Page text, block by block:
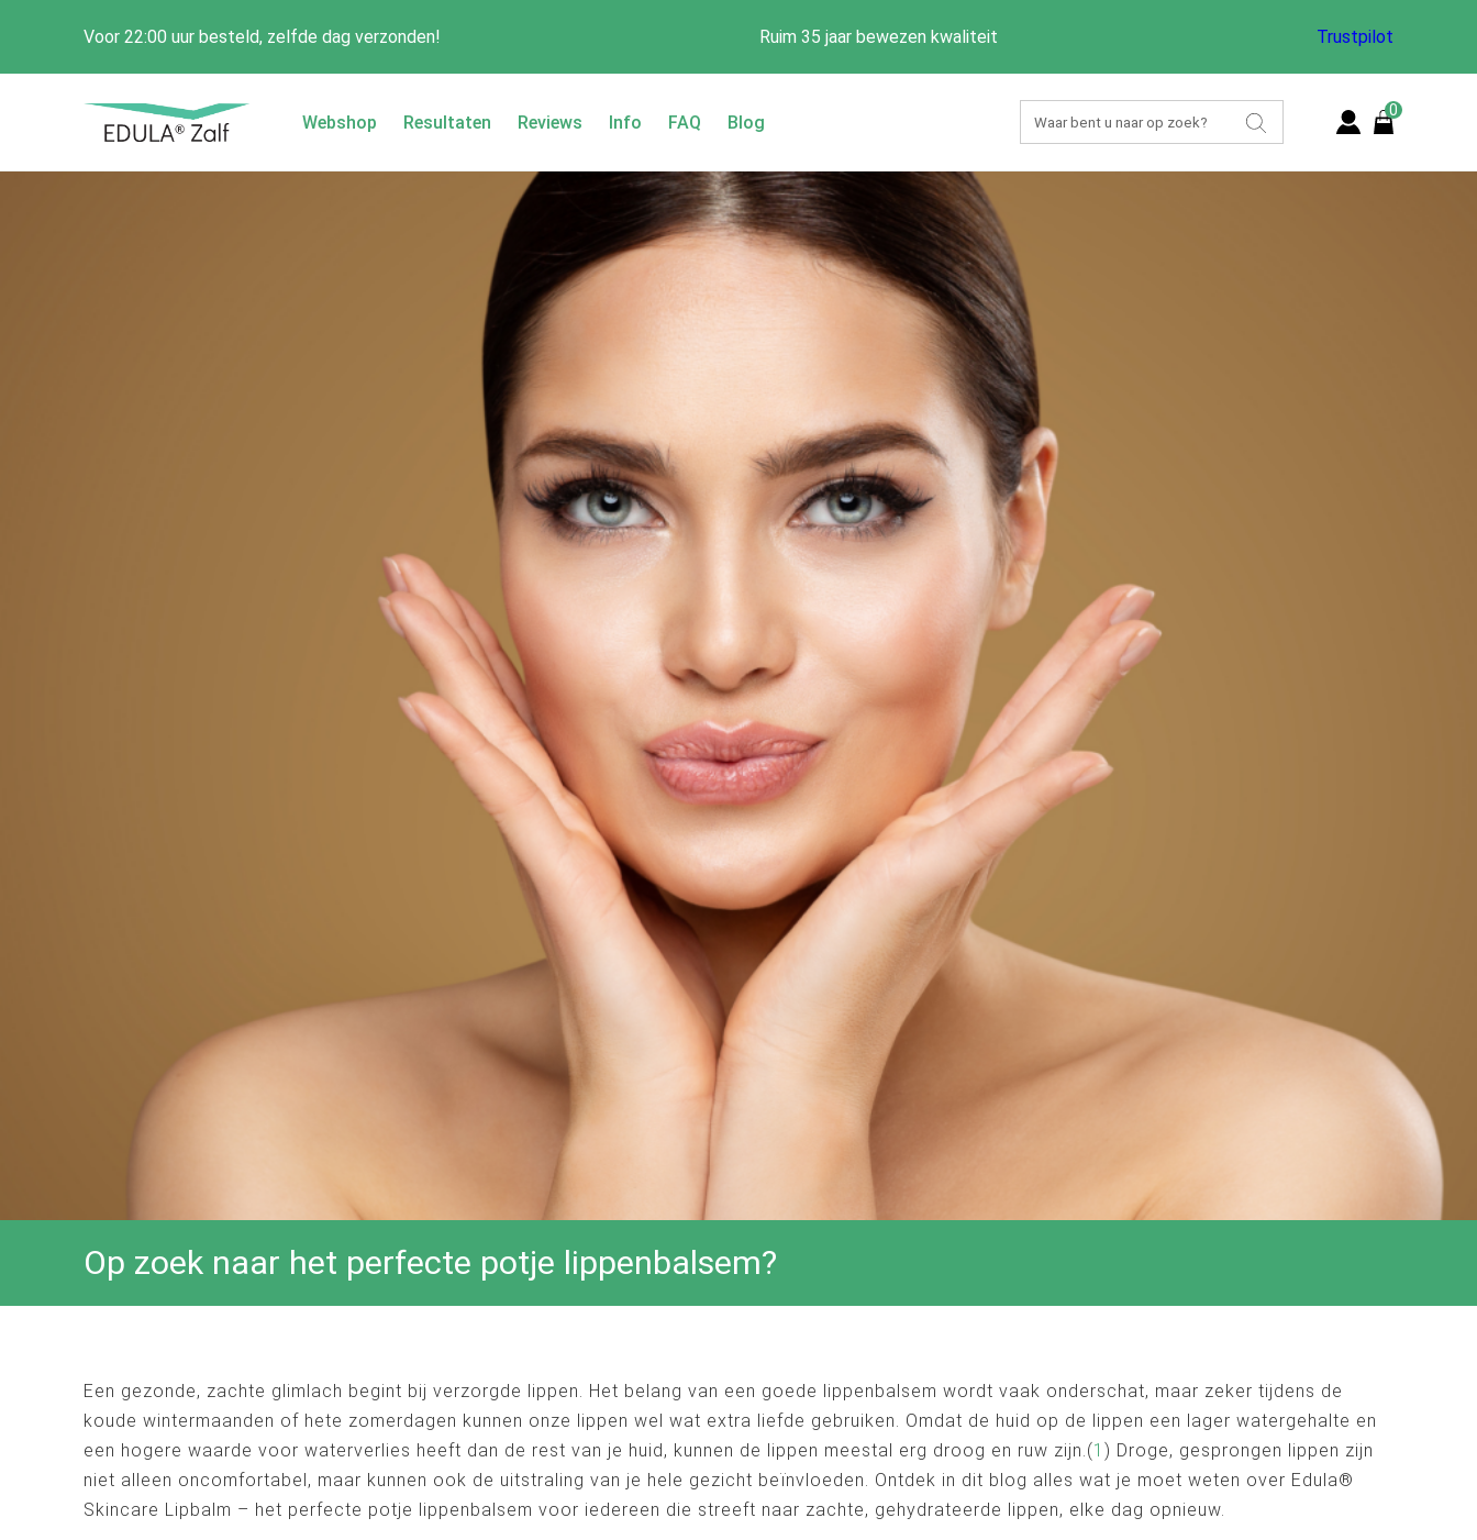
Voor 22:00 uur besteld, zelfde dag verzonden! Ruim 35 jaar bewezen kwaliteit Trustpilot
Webshop Resultaten Reviews Info FAQ Blog
0
Op zoek naar het perfecte potje lippenbalsem?
Een gezonde, zachte glimlach begint bij verzorgde lippen. Het belang van een goede lippenbalsem wordt vaak onderschat, maar zeker tijdens de
koude wintermaanden of hete zomerdagen kunnen onze lippen wel wat extra liefde gebruiken. Omdat de huid op de lippen een lager watergehalte en
een hogere waarde voor waterverlies heeft dan de rest van je huid, kunnen de lippen meestal erg droog en ruw zijn.(1 ) Droge, gesprongen lippen zijn
niet alleen oncomfortabel, maar kunnen ook de uitstraling van je hele gezicht beïnvloeden. Ontdek in dit blog alles wat je moet weten over Edula®
Skincare Lipbalm – het perfecte potje lippenbalsem voor iedereen die streeft naar zachte, gehydrateerde lippen, elke dag opnieuw.